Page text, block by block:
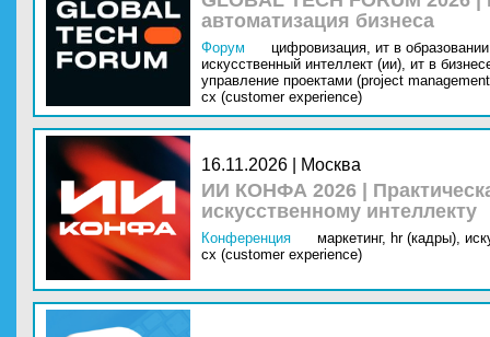
автоматизация бизнеса
Форум цифровизация, ит в
искусственный интеллект (ии), ит в
управление проектами (project
cx (customer experience)
16.11.2026 | Москва
ИИ КОНФА 2026 |
искусственному интеллекту
Конференция маркетинг, hr (кадры),
cx (customer experience)